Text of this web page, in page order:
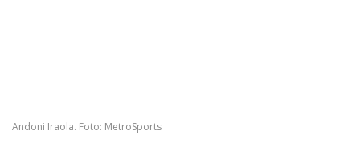
Andoni Iraola. Foto: MetroSports